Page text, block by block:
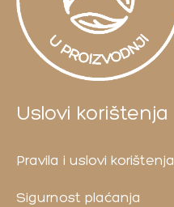
Uslovi korištenja
Pravila i uslovi korištenja
Sigurnost plaćanja